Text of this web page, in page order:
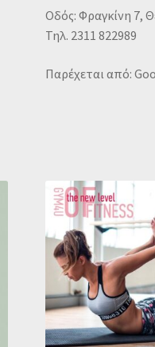
Οδός: Φραγκίνη 7,
Τηλ. 2311 822989
Παρέχεται από: